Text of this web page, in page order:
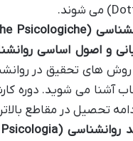
(Laurea Triennale in Scienze e Tecniche Psicologiche)
و اصول اساسی
های تحقیق در
آشنا می شوید. دوره
ادامه تحصیل در مقاطع
روانشناسی(Laurea Magistrale in Psicologia)